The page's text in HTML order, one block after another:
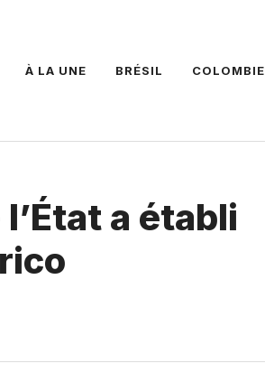
À LA UNE BRÉSIL COLOMBIE
a établi